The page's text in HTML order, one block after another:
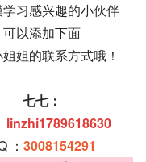
习感兴趣的小伙伴
可以添加下面
姐的联系方式哦！
七七：
linzhi1789618630
： 3008154291